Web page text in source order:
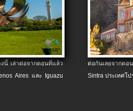
นี้ เล่าต่อจากตอนที่แล้ว
Aires และ Iguazu
ต่อกันเลยจากต
Sintra ประเทศโป